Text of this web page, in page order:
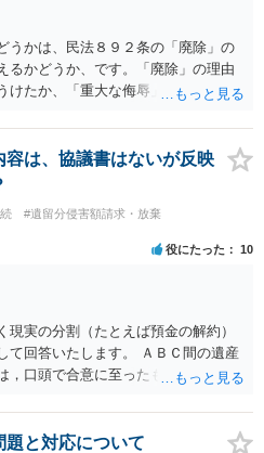
うかは、民法８９２条の「廃除」の
るかどうか、です。「廃除」の理由
けたか、「重大な侮辱」を受けた
法８９３条）。 弁護士に具体的な事
可能か、実際に法律相談を受けるこ
は、協議書はないが反映
#遺留分侵害額請求・放棄
役にたった 10
現実の分割（たとえば預金の解約）
て回答いたします。 ＡＢＣ間の遺産
，口頭で合意に至ったものであって
るためには，遺産分割協議書への署
たがって，残念ながら，「ＡＢＣ間
と対応について